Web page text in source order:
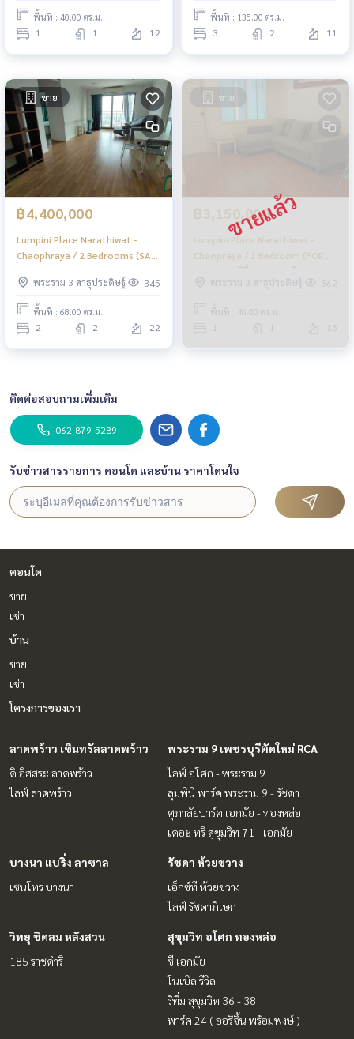
MHOW584
พื้นที่ : 40.00 ตร.ม.
1 1 12
CREAM2005
พื้นที่ : 135.00 ตร.ม.
3 2 11
ขาย
฿4,400,000
Lumpini Place Narathiwat -
Chaophraya / 2 Bedrooms (SALE
นราธิวาส - เจ้าพระยา / 2 ห้องนอน
(ขายพร้อมผู้เช่า) MHOW605
พระราม 3 สาธุประดิษฐ์ 345
พื้นที่ : 68.00 ตร.ม.
2 2 22
ขาย
฿3,150,000
Lumpini Place Narathiwas -
Chaopraya / 1 Bedroom (FOR
SALE), ลุมพินี เพลส นราธิวาส -
เจ้าพระยา / 1 ห้องนอน (ขาย)
CREAM2017
พระราม 3 สาธุประดิษฐ์ 562
พื้นที่ : 40.00 ตร.ม.
1 1 15
ติดต่อสอบถามเพิ่มเติม
062-879-5289
รับข่าวสารรายการ คอนโด และบ้าน ราคาโดนใจ
คอนโด
ขาย
เช่า
บ้าน
ขาย
เช่า
โครงการของเรา
ลาดพร้าว เซ็นทรัลลาดพร้าว
ดิ อิสสระ ลาดพร้าว
ไลฟ์ ลาดพร้าว
พระราม 9 เพชรบุรีตัดใหม่ RCA
ไลฟ์ อโศก - พระราม 9
ลุมพินี พาร์ค พระราม 9 - รัชดา
ศุภาลัยปาร์ค เอกมัย - ทองหล่อ
เดอะ ทรี สุขุมวิท 71 - เอกมัย
บางนา แบริ่ง ลาซาล
เซนโทร บางนา
รัชดา ห้วยขวาง
เอ็กซ์ที ห้วยขวาง
ไลฟ์ รัชดาภิเษก
วิทยุ ชิดลม หลังสวน
185 ราชดำริ
สุขุมวิท อโศก ทองหล่อ
ซี เอกมัย
โนเบิล รีวิล
ริทึ่ม สุขุมวิท 36 - 38
พาร์ค 24 ( ออริจิ้น พร้อมพงษ์ )